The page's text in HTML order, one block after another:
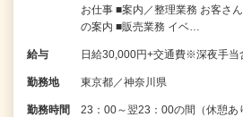
お仕事 ■案内／整理業務 お客さ
の案内 ■販売業務 イベ…
給与 日給30,000円+交通費※深夜手当
勤務地 東京都／神奈川県
勤務時間
23：00～翌23：00の間（休憩あ